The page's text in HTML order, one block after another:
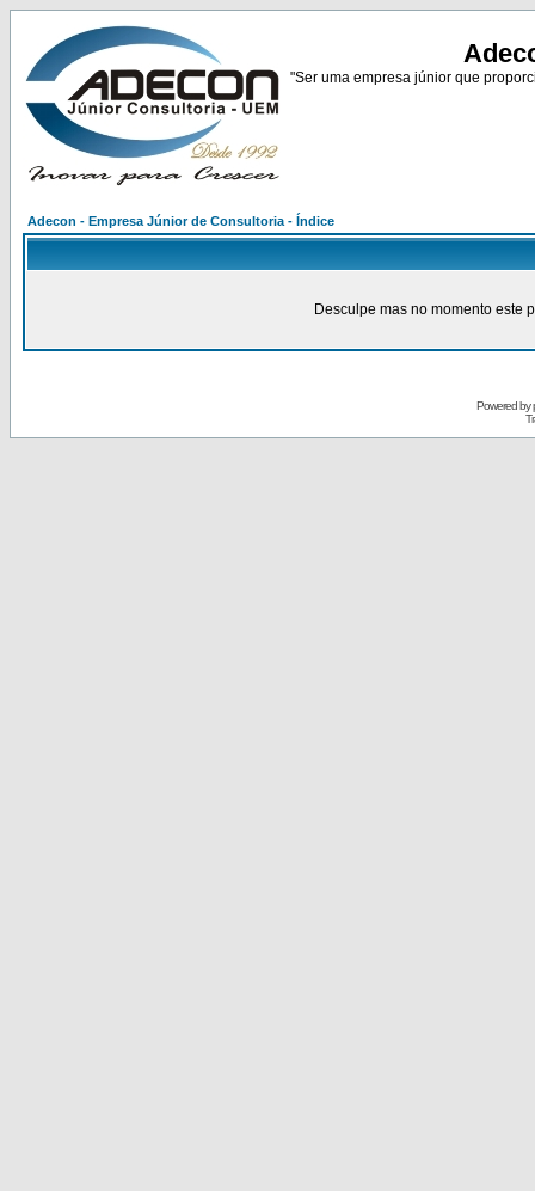
"Ser uma empresa júnior que
Adecon - Empresa Júnior de Consultoria - Índice
Desculpe mas no momento este
Powered by